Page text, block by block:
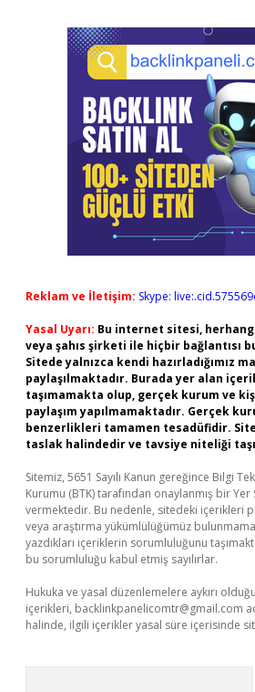
Reklam ve İletişim: Skype:
Yasal Uyarı: Bu internet sitesi,
veya şahıs şirketi ile hiçbir bağlantısı
Sitede yalnızca kendi hazırladığımız
paylaşılmaktadır. Burada yer alan
taşımamakta olup, gerçek kurum ve
paylaşım yapılmamaktadır. Gerçek
benzerlikleri tamamen tesadüfidir.
taslak halindedir ve tavsiye niteliği
Sitemiz, 5651 Sayılı Kanun gereğince Bilgi
Kurumu (BTK) tarafından onaylanmış bir Yer
vermektedir. Bu nedenle, sitedeki içerikleri
veya araştırma yükümlülüğümüz
yazdıkları içeriklerin sorumluluğunu
bu sorumluluğu kabul etmiş sayılırlar.
Hukuka ve yasal düzenlemelere aykırı
içerikleri, backlinkpanelicomtr@gmail.com
halinde, ilgili içerikler yasal süre içerisinde